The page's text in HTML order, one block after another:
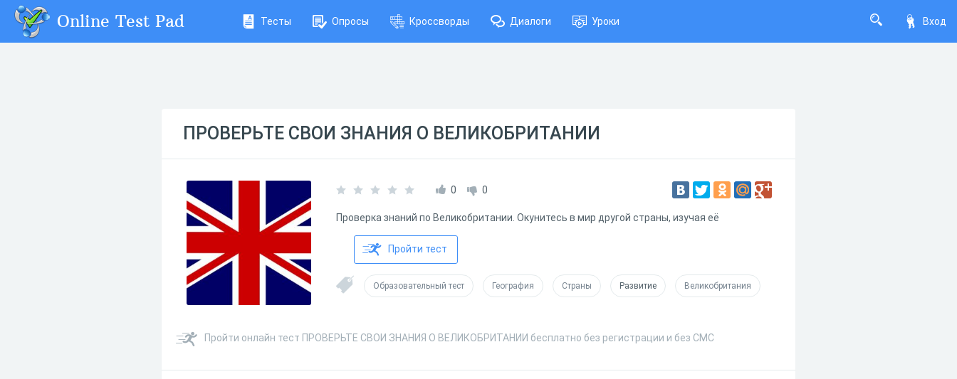
Вход
Online Test Pad Тесты Опросы Кроссворды Диалоги Уроки
ПРОВЕРЬТЕ СВОИ ЗНАНИЯ О ВЕЛИКОБРИТАНИИ
0 0
Проверка знаний по Великобритании. Окунитесь в мир другой страны, изучая её
Пройти тест
Образовательный тест География Страны Развитие Великобритания
Пройти онлайн тест ПРОВЕРЬТЕ СВОИ ЗНАНИЯ О ВЕЛИКОБРИТАНИИ бесплатно без регистрации и без СМС